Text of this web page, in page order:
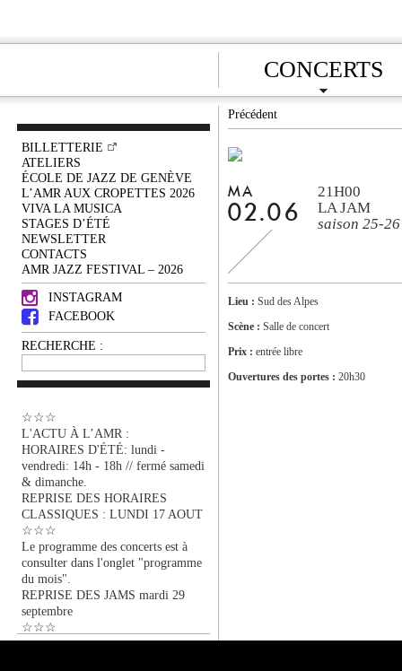
CONCERTS
BILLETTERIE
ATELIERS
ÉCOLE DE JAZZ DE GENÈVE
L’AMR AUX CROPETTES 2026
VIVA LA MUSICA
STAGES D’ÉTÉ
NEWSLETTER
CONTACTS
AMR JAZZ FESTIVAL – 2026
INSTAGRAM
FACEBOOK
RECHERCHE :
☆☆☆
L'ACTU À L’AMR :
HORAIRES D'ÉTÉ: lundi -
vendredi: 14h - 18h // fermé samedi
& dimanche.
REPRISE DES HORAIRES
CLASSIQUES : LUNDI 17 AOUT
☆☆☆
Le programme des concerts est à
consulter dans l'onglet "programme
du mois".
REPRISE DES JAMS mardi 29
septembre
☆☆☆
Précédent
MA
02.06
21H00
LA JAM
saison 25-26
Lieu : Sud des Alpes
Scène : Salle de concert
Prix : entrée libre
Ouvertures des portes : 20h30